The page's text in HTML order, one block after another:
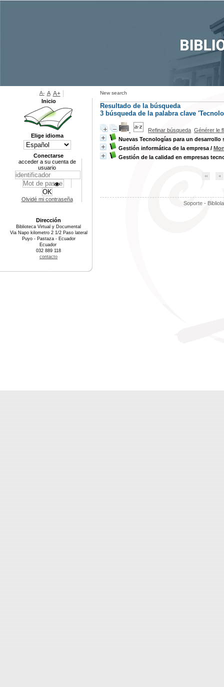
New search
Resultado de la búsqueda
3 búsqueda de la palabra clave
Refinar búsqueda Générer le
Nuevas Tecnologías para un desarrollo
Gestión informática de la empresa /
Gestión de la calidad en empresas
Soporte -
A- A A+
Inicio
Elige idioma
Conectarse
acceder a su cuenta de
usuario
Olvidé mi contraseña
Dirección
Biblioteca Virtual y Documental
Via Napo kilometro 2 1/2 Paso lateral
Puyo - Pastaza - Ecuador
Ecuador
032 889 118
contacto